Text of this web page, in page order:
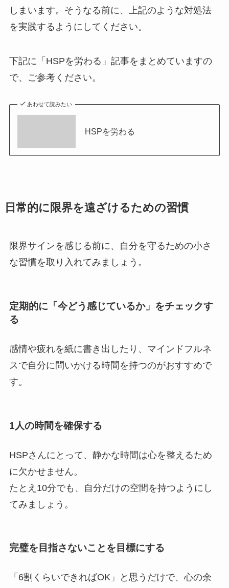
しまいます。そうなる前に、上記のような対処法
を実践するようにしてください。
下記に「HSPを労わる」記事をまとめていますの
で、ご参考ください。
あわせて読みたい
HSPを労わる
日常的に限界を遠ざけるための習慣
限界サインを感じる前に、自分を守るための小さ
な習慣を取り入れてみましょう。
定期的に「今どう感じているか」をチェックす
る
感情や疲れを紙に書き出したり、マインドフルネ
スで自分に問いかける時間を持つのがおすすめで
す。
1人の時間を確保する
HSPさんにとって、静かな時間は心を整えるため
に欠かせません。
たとえ10分でも、自分だけの空間を持つようにし
てみましょう。
完璧を目指さないことを目標にする
「6割くらいできればOK」と思うだけで、心の余